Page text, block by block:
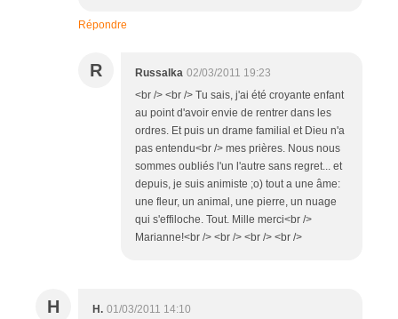
Répondre
R Russalka 02/03/2011 19:23
<br /> <br /> Tu sais, j'ai été croyante enfant
au point d'avoir envie de rentrer dans les
ordres. Et puis un drame familial et Dieu n'a
pas entendu<br /> mes prières. Nous nous
sommes oubliés l'un l'autre sans regret... et
depuis, je suis animiste ;o) tout a une âme:
une fleur, un animal, une pierre, un nuage
qui s'effiloche. Tout. Mille merci<br />
Marianne!<br /> <br /> <br /> <br />
H H. 01/03/2011 14:10